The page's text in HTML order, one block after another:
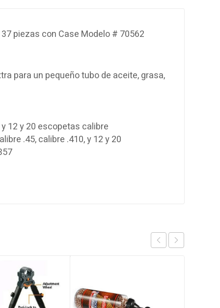
37piezas con Case Modelo# 70562
para un pequeño tubo de aceite, grasa,
y 12y 20 escopetas calibre
.45,calibre .410, y 12y 20